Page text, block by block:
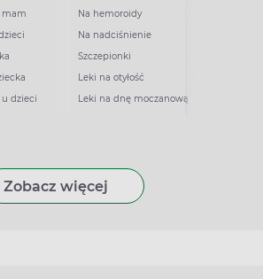
mam
u dzieci
Na hemoroidy
Na nadciśnienie
Szczepionki
Leki na otyłość
Leki na dnę moczanową
Zobacz więcej